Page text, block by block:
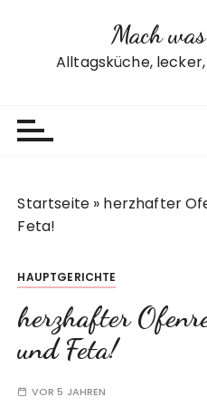
Mach
Alltagsküche,
Startseite » herzhafter
Feta!
HAUPTGERICHTE
herzhafter
und Feta!
VOR 5 JAHREN